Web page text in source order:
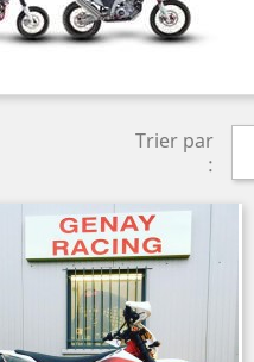
Trier par
: